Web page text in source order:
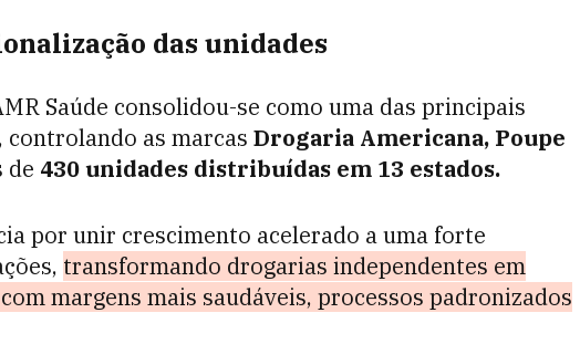
das unidades
Saúde consolidou-se como uma das principais
as marcas Drogaria Americana, Poupe
de 430 unidades distribuídas em 13 estados.
por unir crescimento acelerado a uma forte
transformando drogarias independentes em
margens mais saudáveis, processos padronizados